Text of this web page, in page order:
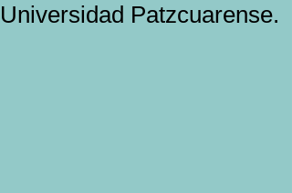
Universidad Patzcuarense.